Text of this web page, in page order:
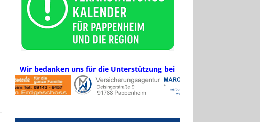
Wir bedanken uns für die Unterstützung bei